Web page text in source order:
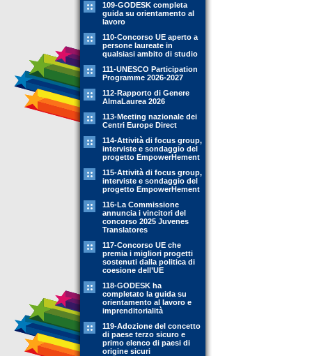
109-GODESK completa
guida su orientamento al
lavoro
110-Concorso UE aperto a
persone laureate in
qualsiasi ambito di studio
111-UNESCO Participation
Programme 2026-2027
112-Rapporto di Genere
AlmaLaurea 2026
113-Meeting nazionale dei
Centri Europe Direct
114-Attività di focus group,
interviste e sondaggio del
progetto EmpowerHement
115-Attività di focus group,
interviste e sondaggio del
progetto EmpowerHement
116-La Commissione
annuncia i vincitori del
concorso 2025 Juvenes
Translatores
117-Concorso UE che
premia i migliori progetti
sostenuti dalla politica di
coesione dell’UE
118-GODESK ha
completato la guida su
orientamento al lavoro e
imprenditorialità
119-Adozione del concetto
di paese terzo sicuro e
primo elenco di paesi di
origine sicuri